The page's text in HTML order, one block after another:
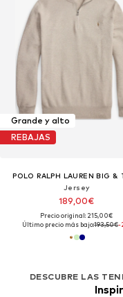
Grande y alto
REBAJAS
POLO RALPH LAUREN BIG &
Jersey
189,00€
Precio original: 215,00€
Último precio más bajo:193,50€-
DESCUBRE LAS